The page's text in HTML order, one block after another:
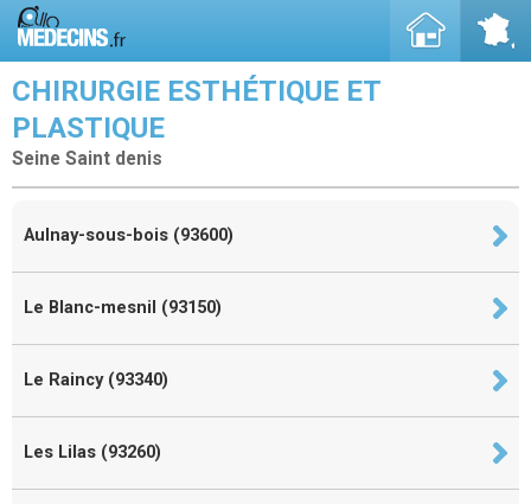
CHIRURGIE ESTHÉTIQUE ET
PLASTIQUE
Seine Saint denis
Aulnay-sous-bois (93600)
Le Blanc-mesnil (93150)
Le Raincy (93340)
Les Lilas (93260)